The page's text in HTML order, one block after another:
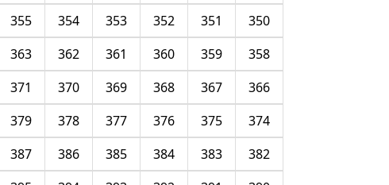
350
351
352
353
354
355
358
359
360
361
362
363
366
367
368
369
370
371
374
375
376
377
378
379
382
383
384
385
386
387